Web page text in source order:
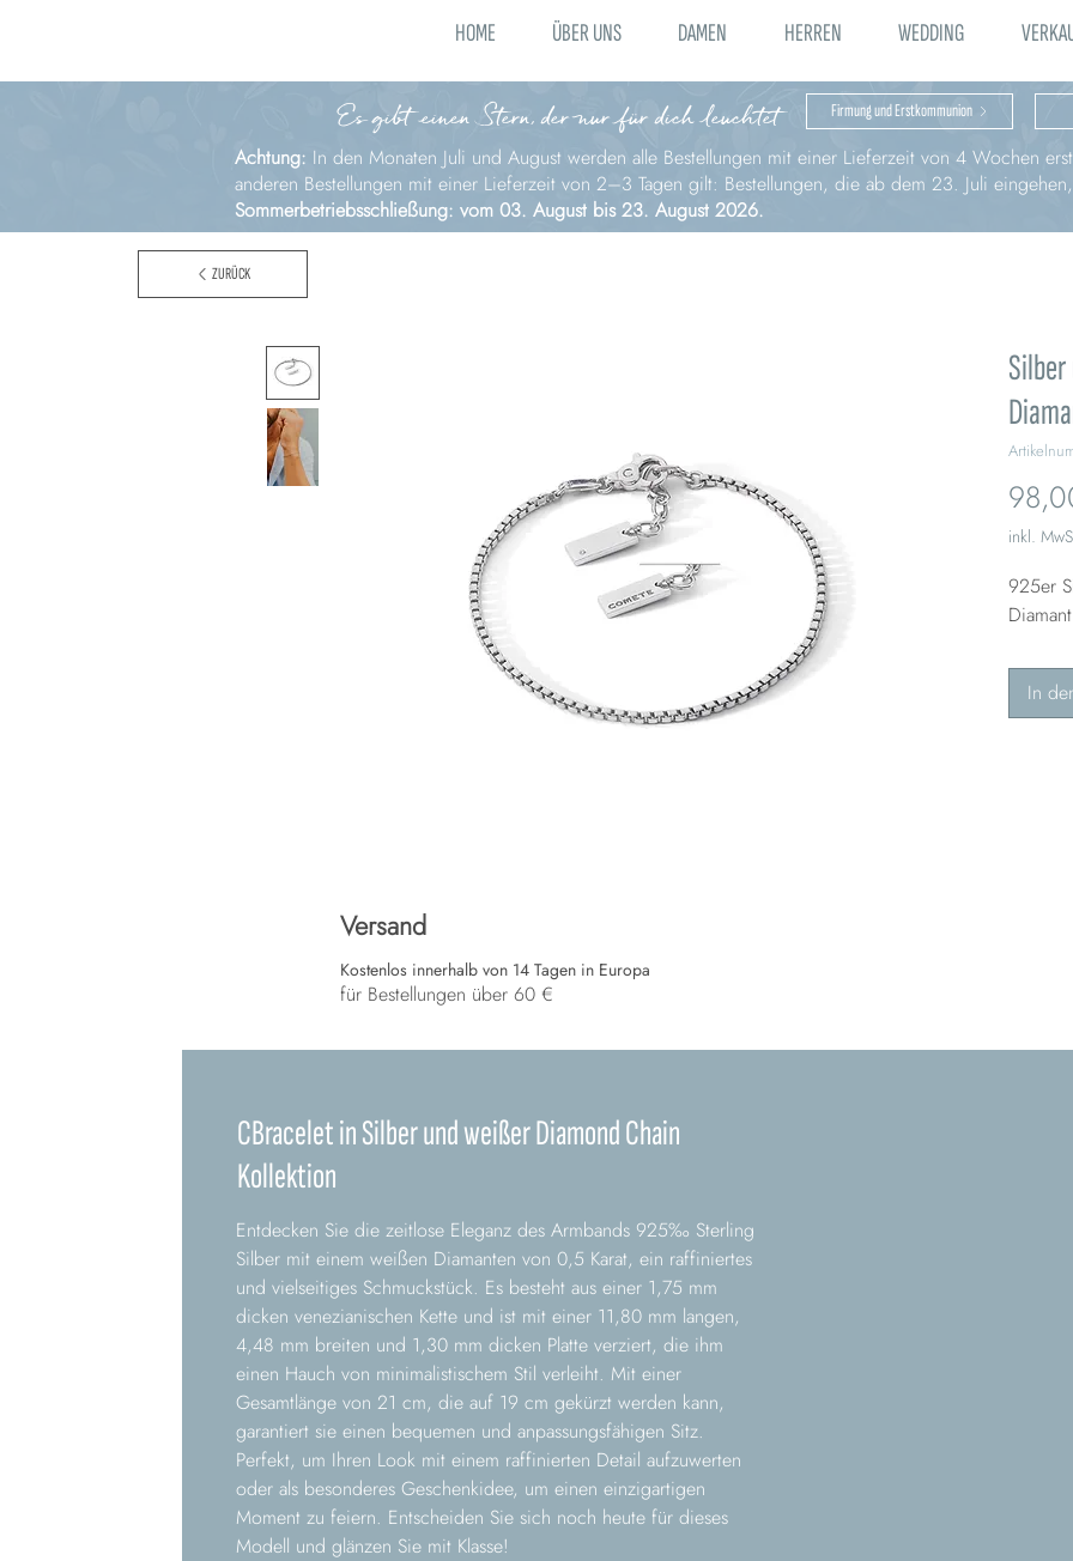
HOME ÜBER UNS DAMEN HERREN WEDDING
Es gibt einen Stern, der nur für dich leuchtet Firmung und Erstkommunion
Achtung: In den Monaten Juli und August werden alle Bestellungen mit einer Lieferzeit von 4 Wochen
anderen Bestellungen mit einer Lieferzeit von 2–3 Tagen gilt: Bestellungen, die ab dem 23. Juli
Sommerbetriebsschließung: vom 03. August bis 23. August 2026.
inkl.
925er
In
ZURÜCK
Versand
Kostenlos innerhalb von 14 Tagen in Europa
für Bestellungen über 60 €
CBracelet in Silber und weißer Diamond Chain
Kollektion
Entdecken Sie die zeitlose Eleganz des Armbands 925‰ Sterling
Silber mit einem weißen Diamanten von 0,5 Karat, ein raffiniertes
und vielseitiges Schmuckstück. Es besteht aus einer 1,75 mm
dicken venezianischen Kette und ist mit einer 11,80 mm langen,
4,48 mm breiten und 1,30 mm dicken Platte verziert, die ihm
einen Hauch von minimalistischem Stil verleiht. Mit einer
Gesamtlänge von 21 cm, die auf 19 cm gekürzt werden kann,
garantiert sie einen bequemen und anpassungsfähigen Sitz.
Perfekt, um Ihren Look mit einem raffinierten Detail aufzuwerten
oder als besonderes Geschenkidee, um einen einzigartigen
Moment zu feiern. Entscheiden Sie sich noch heute für dieses
Modell und glänzen Sie mit Klasse!